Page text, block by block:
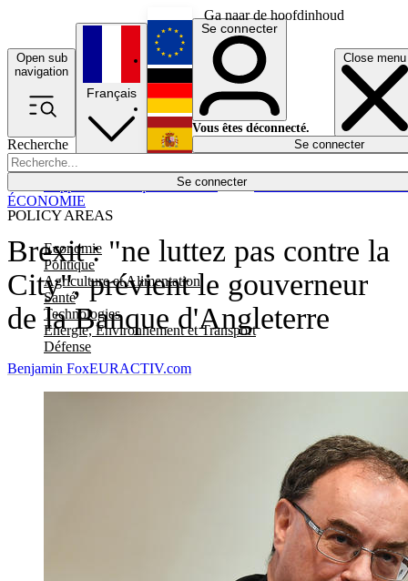
Ga naar de hoofdinhoud
Open sub
navigation
Close menu
Recherche
Se connecter
POLICY AREAS
Economie
Politique
Agriculture et Alimentation
Santé
Technologies
Energie, Environnement et Transport
Défense
Économie
Français
English
Deutsch
Español
Se connecter
Vous êtes déconnecté.
Se connecter
Brexit : "ne luttez pas contre la
City", prévient le gouverneur
de la Banque d'Angleterre
ÉCONOMIE
Benjamin FoxEURACTIV.com